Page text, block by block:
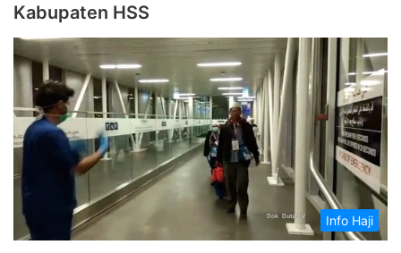
Kabupaten HSS
Info Haji